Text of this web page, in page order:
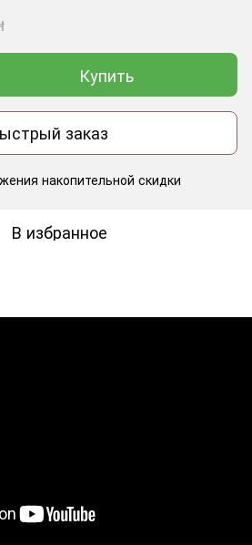
Купить
заказ
накопительной скидки
В избранное